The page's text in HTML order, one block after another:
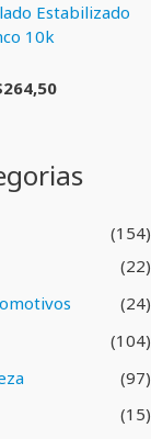
Estabilizado
10k
264,50
(154)
(22)
(24)
(104)
(97)
(15)